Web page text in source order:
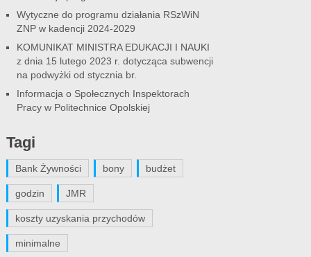
Wytyczne do programu działania RSzWiN
ZNP w kadencji 2024-2029
KOMUNIKAT MINISTRA EDUKACJI I NAUKI
z dnia 15 lutego 2023 r. dotycząca subwencji
na podwyżki od stycznia br.
Informacja o Społecznych Inspektorach
Pracy w Politechnice Opolskiej
Tagi
Bank Żywności bony budżet
godzin JMR
koszty uzyskania przychodów
minimalne